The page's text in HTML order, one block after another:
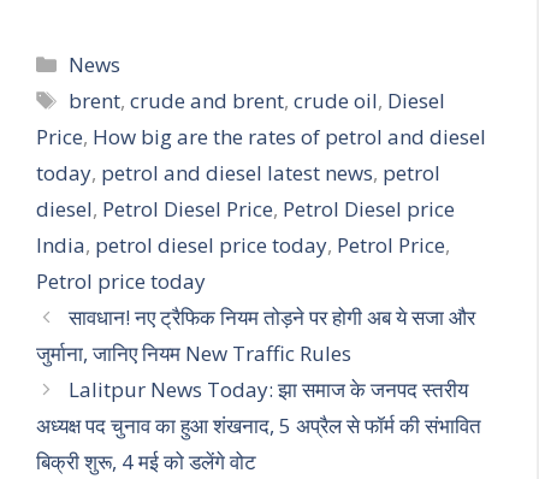
Categories
News
Tags
brent,crude and brent,crude oil, Diesel
Price, How big are the rates of petrol and diesel
today, petrol and diesel latest news, petrol
diesel, Petrol Diesel Price, Petrol Diesel price
India, petrol diesel price today, Petrol Price,
Petrol price today
सावधान! नए ट्रैफिक नियम तोड़ने पर होगी अब ये सजा और
जुर्माना, जानिए नियम New Traffic Rules
Lalitpur News Today: झा समाज के जनपद स्तरीय
अध्यक्ष पद चुनाव का हुआ शंखनाद, 5 अप्रैल से फॉर्म की संभावित
बिक्री शुरू, 4 मई को डलेंगे वोट